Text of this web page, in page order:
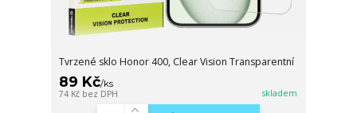
Tvrzené sklo Honor 400, Clear Vision Transparentní
89 Kč/ks
74 Kč bez DPH skladem